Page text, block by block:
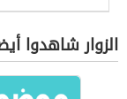
الزوار شاهدوا